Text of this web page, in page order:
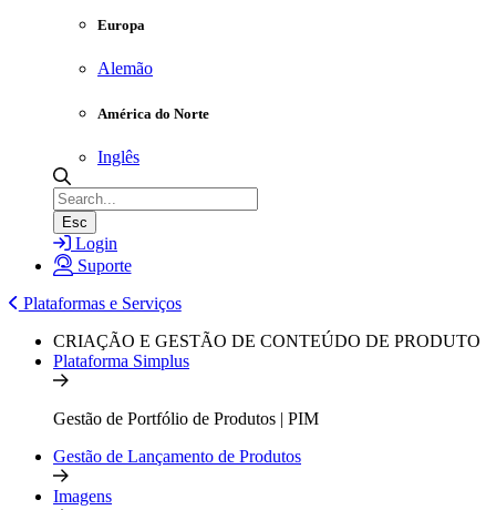
Europa
Alemão
América do Norte
Inglês
Esc
Login
Suporte
Plataformas e Serviços
CRIAÇÃO E GESTÃO DE CONTEÚDO DE PRODUTO
Plataforma Simplus
Gestão de Portfólio de Produtos | PIM
Gestão de Lançamento de Produtos
Imagens